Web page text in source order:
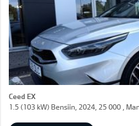
Ceed EX
1.5 (103 kW) Bensiin, 2024, 25 000 ,